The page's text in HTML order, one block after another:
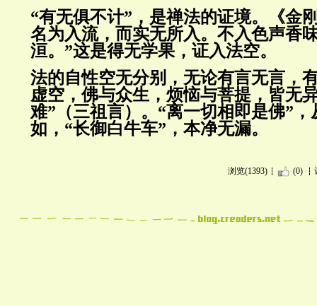
“有无俱不计”，是禅法的证境。《金
名为入流，而实无所入。不入色声香
洹。”这是得无学果，证入法空。
法的自性空无分别，无论有言无言，
虚空，佛与众生，烦恼与菩提，皆无
难”（三祖言）。“离一切相即是佛”，
如，“长御白牛车”，本净无漏。
浏览(1393) (0)